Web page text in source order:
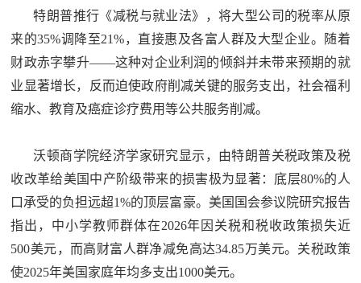
特朗普推行《减税与就业法》，将大型公司的税率从原
来的35%调降至21%，直接惠及各富人群及大型企业。随着
财政赤字攀升——这种对企业利润的倾斜并未带来预期的就
业显著增长，反而迫使政府削减关键的服务支出，社会福利
缩水、教育及癌症诊疗费用等公共服务削减。
沃顿商学院经济学家研究显示，由特朗普关税政策及税
收改革给美国中产阶级带来的损害极为显著：底层80%的人
口承受的负担远超1%的顶层富豪。美国国会参议院研究报告
指出，中小学教师群体在2026年因关税和税收政策损失近
500美元，而高财富人群净减免高达34.85万美元。关税政策
使2025年美国家庭年均多支出1000美元。